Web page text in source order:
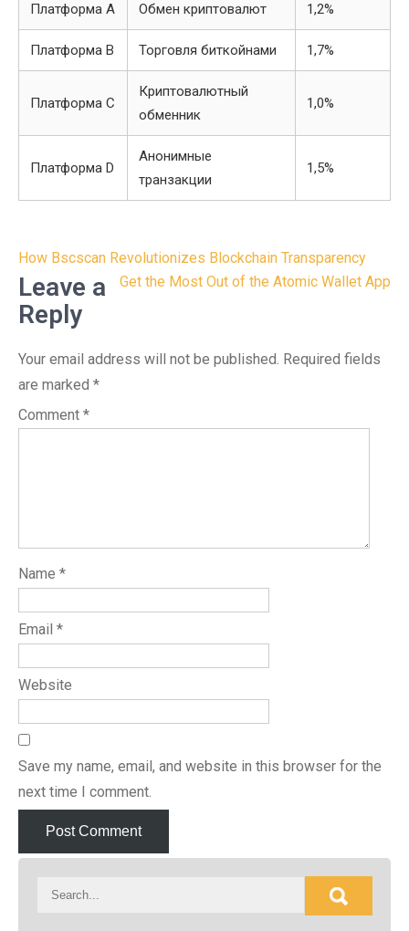
Платформа A Обмен криптовалют 1,2%
Платформа B Торговля биткойнами 1,7%
Платформа C
Криптовалютный
обменник
1,0%
Платформа D
Анонимные
транзакции
1,5%
Post
navigation
How Bscscan Revolutionizes Blockchain Transparency
Get the Most Out of the Atomic Wallet App
Leave a
Reply
Your email address will not be published. Required fields
are marked *
Comment *
Name *
Email *
Website
Save my name, email, and website in this browser for the
next time I comment.